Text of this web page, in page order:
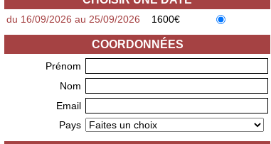
du 16/09/2026 au 25/09/2026 1600€
COORDONNÉES
Prénom
Nom
Email
Pays